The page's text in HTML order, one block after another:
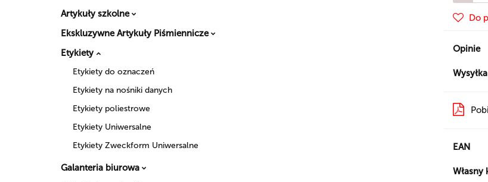
Artykuły szkolne
Ekskluzywne Artykuły Piśmiennicze
Etykiety
Etykiety do oznaczeń
Etykiety na nośniki danych
Etykiety poliestrowe
Etykiety Uniwersalne
Etykiety Zweckform Uniwersalne
Galanteria biurowa
Do
Opinie
EAN
Własny